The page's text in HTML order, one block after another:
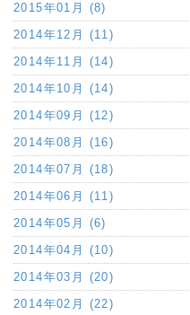
2015年01月 (8)
2014年12月 (11)
2014年11月 (14)
2014年10月 (14)
2014年09月 (12)
2014年08月 (16)
2014年07月 (18)
2014年06月 (11)
2014年05月 (6)
2014年04月 (10)
2014年03月 (20)
2014年02月 (22)